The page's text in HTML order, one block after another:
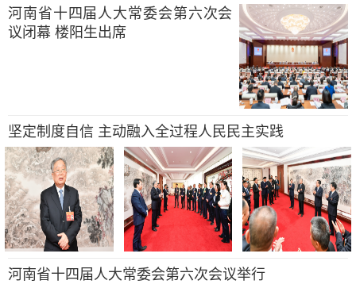
河南省十四届人大常委会第六次会
议闭幕 楼阳生出席
坚定制度自信 主动融入全过程人民民主实践
河南省十四届人大常委会第六次会议举行